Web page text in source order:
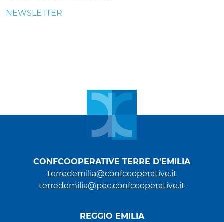
NEWSLETTER
CONFCOOPERATIVE TERRE D'EMILIA
terredemilia@confcooperative.it
terredemilia@pec.confcooperative.it
REGGIO EMILIA